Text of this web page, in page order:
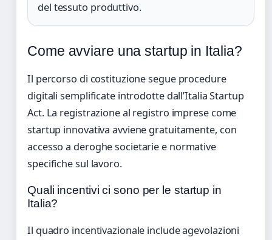
del tessuto produttivo.
Come avviare una startup in Italia?
Il percorso di costituzione segue procedure
digitali semplificate introdotte dall’Italia Startup
Act. La registrazione al registro imprese come
startup innovativa avviene gratuitamente, con
accesso a deroghe societarie e normative
specifiche sul lavoro.
Quali incentivi ci sono per le startup in
Italia?
Il quadro incentivazionale include agevolazioni